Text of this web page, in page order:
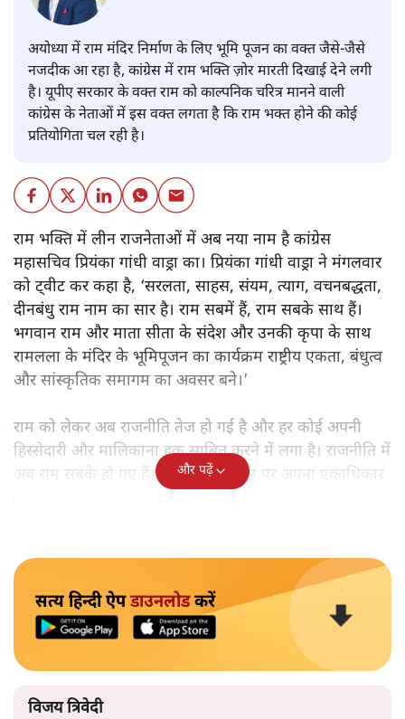
अयोध्या में राम मंदिर निर्माण के लिए भूमि पूजन का वक्त जैसे-जैसे
नजदीक आ रहा है, कांग्रेस में राम भक्ति ज़ोर मारती दिखाई देने लगी
है। यूपीए सरकार के वक्त राम को काल्पनिक चरित्र मानने वाली
कांग्रेस के नेताओं में इस वक्त लगता है कि राम भक्त होने की कोई
प्रतियोगिता चल रही है।
राम भक्ति में लीन राजनेताओं में अब नया नाम है कांग्रेस
महासचिव प्रियंका गांधी वाड्रा का। प्रियंका गांधी वाड्रा ने मंगलवार
को ट्वीट कर कहा है, ‘सरलता, साहस, संयम, त्याग, वचनबद्धता,
दीनबंधु राम नाम का सार है। राम सबमें हैं, राम सबके साथ हैं।
भगवान राम और माता सीता के संदेश और उनकी कृपा के साथ
रामलला के मंदिर के भूमिपूजन का कार्यक्रम राष्ट्रीय एकता, बंधुत्व
और सांस्कृतिक समागम का अवसर बने।’
राम को लेकर अब राजनीति तेज हो गई है और हर कोई अपनी
हिस्सेदारी और मालिकाना हक साबित करने में लगा है। राजनीति में
अब राम सबके हो गए हैं। सिर्फ़ बीजेपी राम पर अपना एकाधिकार
नहीं बता सकती
और पढ़ें
सत्य हिन्दी ऐपडाउनलोडकरें
विजय त्रिवेदी